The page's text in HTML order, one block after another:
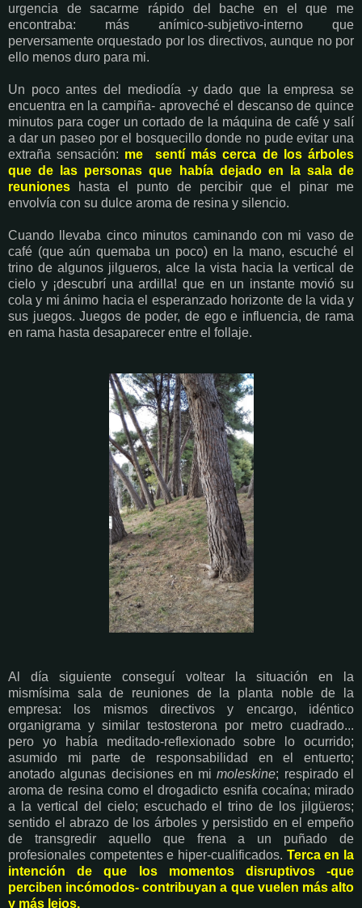
urgencia de sacarme rápido del bache en el que me
encontraba: más anímico-subjetivo-interno que
perversamente orquestado por los directivos, aunque no por
ello menos duro para mi.
Un poco antes del mediodía -y dado que la empresa se
encuentra en la campiña- aproveché el descanso de quince
minutos para coger un cortado de la máquina de café y salí
a dar un paseo por el bosquecillo donde no pude evitar una
extraña sensación: me sentí más cerca de los árboles
que de las personas que había dejado en la sala de
reuniones hasta el punto de percibir que el pinar me
envolvía con su dulce aroma de resina y silencio.
Cuando llevaba cinco minutos caminando con mi vaso de
café (que aún quemaba un poco) en la mano, escuché el
trino de algunos jilgueros, alce la vista hacia la vertical de
cielo y ¡descubrí una ardilla! que en un instante movió su
cola y mi ánimo hacia el esperanzado horizonte de la vida y
sus juegos. Juegos de poder, de ego e influencia, de rama
en rama hasta desaparecer entre el follaje.
Al día siguiente conseguí voltear la situación en la
mismísima sala de reuniones de la planta noble de la
empresa: los mismos directivos y encargo, idéntico
organigrama y similar testosterona por metro cuadrado...
pero yo había meditado-reflexionado sobre lo ocurrido;
asumido mi parte de responsabilidad en el entuerto;
anotado algunas decisiones en mimoleskine; respirado el
aroma de resina como el drogadicto esnifa cocaína; mirado
a la vertical del cielo; escuchado el trino de los jilgüeros;
sentido el abrazo de los árboles y persistido en el empeño
de transgredir aquello que frena a un puñado de
profesionales competentes e hiper-cualificados. Terca en la
intención de que los momentos disruptivos -que
perciben incómodos- contribuyan a que vuelen más alto
y más lejos.